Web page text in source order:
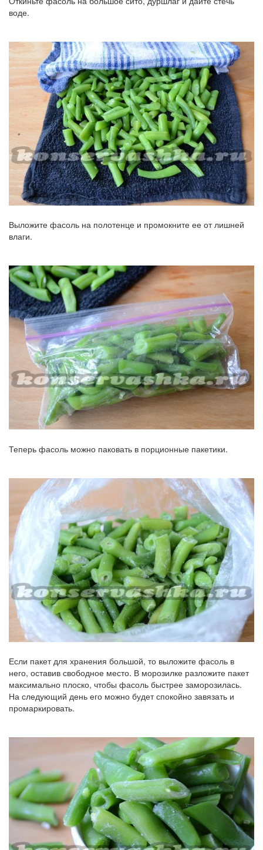
воде.
Выложите фасоль на полотенце и промокните ее от лишней
влаги.
Теперь фасоль можно паковать в порционные пакетики.
Если пакет для хранения большой, то выложите фасоль в
него, оставив свободное место. В морозилке разложите пакет
максимально плоско, чтобы фасоль быстрее заморозилась.
На следующий день его можно будет спокойно завязать и
промаркировать.